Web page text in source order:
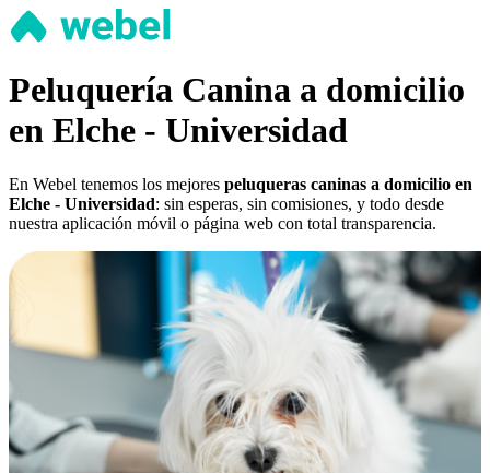
Peluquería Canina a domicilio
en Elche - Universidad
En Webel tenemos los mejores peluqueras caninas a domicilio en
Elche - Universidad: sin esperas, sin comisiones, y todo desde
nuestra aplicación móvil o página web con total transparencia.